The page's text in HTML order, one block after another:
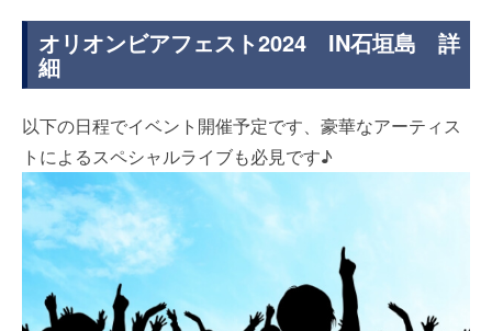
オリオンビアフェスト2024 IN石垣島 詳
細
以下の日程でイベント開催予定です、豪華なアーティス
トによるスペシャルライブも必見です♪